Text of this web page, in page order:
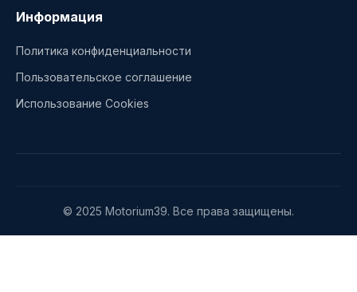
Информация
Политика конфиденциальности
Пользовательское соглашение
Использование Cookies
© 2025 Motorium39. Все права защищены.